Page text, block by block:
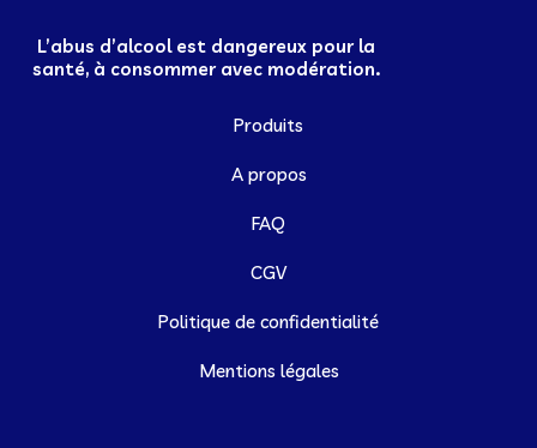
L’abus d’alcool est dangereux pour la
santé, à consommer avec modération.
Produits
A propos
FAQ
CGV
Politique de confidentialité
Mentions légales